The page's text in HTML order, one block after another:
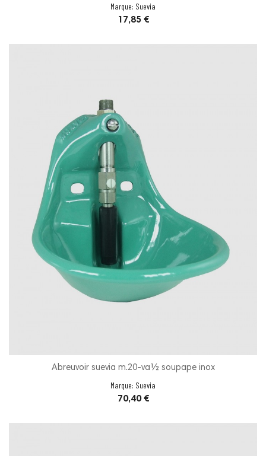
Marque: Suevia
Prix
17,85 €
Abreuvoir suevia m.20-va½ soupape inox
Marque: Suevia
Prix
70,40 €